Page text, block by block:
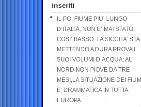
inseriti
IL PO, FIUME PIU’ LUNGO
D’ITALIA, NON E’ MAI STATO
COSI’ BASSO. LA SICCITA’ STA
METTENDO A DURA PROVA I
SUOI VOLUMI D’ACQUA: AL
NORD NON PIOVE DA TRE
MESI,LA SITUAZIONE DEI FIUMI
E’ DRAMMATICA IN TUTTA
EUROPA